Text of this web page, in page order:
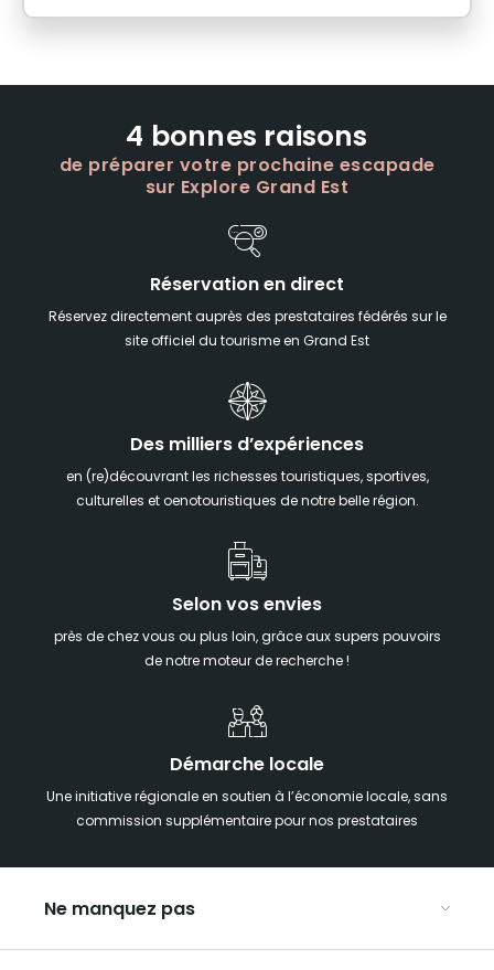
4 bonnes raisons
de préparer votre prochaine escapade
sur Explore Grand Est
Réservation en direct
Réservez directement auprès des prestataires fédérés sur le
site officiel du tourisme en Grand Est
Des milliers d’expériences
en (re)découvrant les richesses touristiques, sportives,
culturelles et oenotouristiques de notre belle région.
Selon vos envies
près de chez vous ou plus loin, grâce aux supers pouvoirs
de notre moteur de recherche !
Démarche locale
Une initiative régionale en soutien à l’économie locale, sans
commission supplémentaire pour nos prestataires
Ne manquez pas